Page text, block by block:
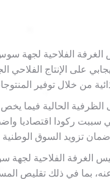
على الإنتاج
من خلال توفير
الظرفية الحالية فيما
سببت ركودا
تزويد السوق الوطنية
عنه، بما في ذلك